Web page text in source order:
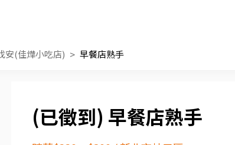
安(佳燁小吃店) 早餐店熟手
早餐店熟手